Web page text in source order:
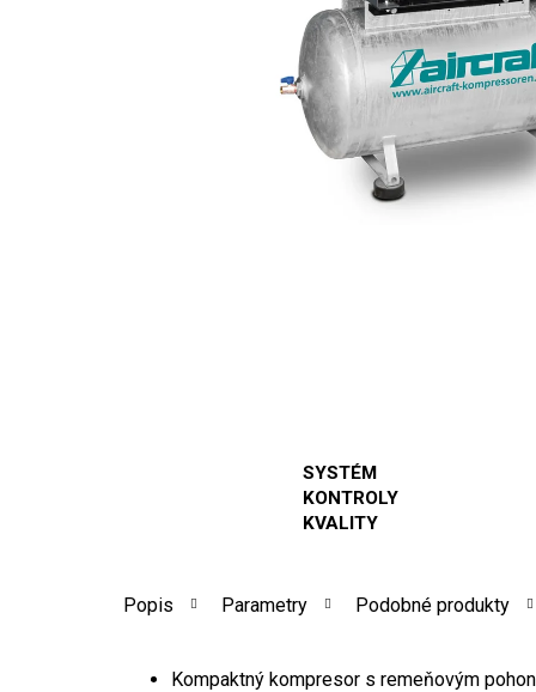
SYSTÉM
KONTROLY
KVALITY
Popis Parametry Podobné produkty
Kompaktný kompresor s remeňovým